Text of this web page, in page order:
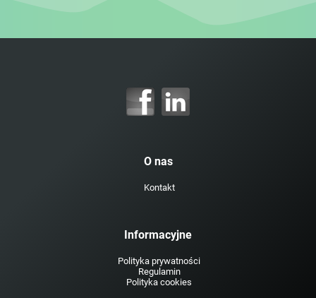
O nas
Kontakt
Informacyjne
Polityka prywatności
Regulamin
Polityka cookies